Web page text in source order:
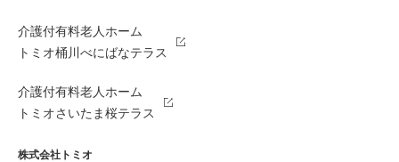
介護付有料老人ホーム
トミオ桶川べにばなテラス
介護付有料老人ホーム
トミオさいたま桜テラス
株式会社トミオ